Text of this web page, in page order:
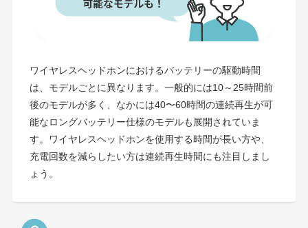
ワイヤレスヘッドホンにおけるバッテリーの駆動時間
は、モデルごとに異なります。一般的には10～25時間前
後のモデルが多く、なかには40〜60時間の連続再生が可
能なロングバッテリー仕様のモデルも展開されていま
す。ワイヤレスヘッドホンを使用する時間が長い方や、
充電回数を減らしたい方は連続再生時間にも注目しまし
ょう。